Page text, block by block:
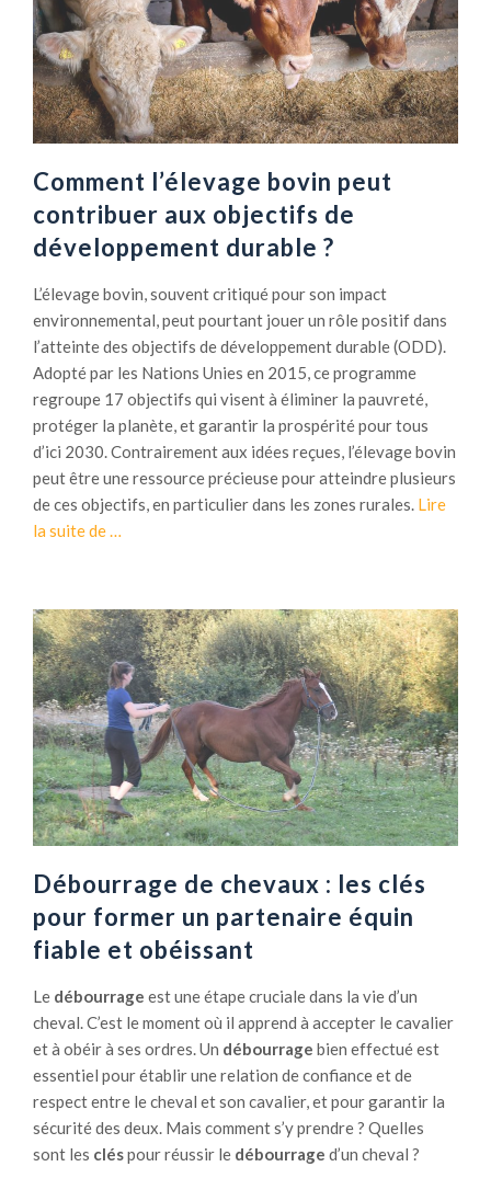
Comment l’élevage bovin peut
contribuer aux objectifs de
développement durable ?
L’élevage bovin, souvent critiqué pour son impact
environnemental, peut pourtant jouer un rôle positif dans
l’atteinte des objectifs de développement durable (ODD).
Adopté par les Nations Unies en 2015, ce programme
regroupe 17 objectifs qui visent à éliminer la pauvreté,
protéger la planète, et garantir la prospérité pour tous
d’ici 2030. Contrairement aux idées reçues, l’élevage bovin
peut être une ressource précieuse pour atteindre plusieurs
de ces objectifs, en particulier dans les zones rurales. Lire
la suite de
o
p
o
s
C
m
m
e
n
l
’
é
e
v
a
g
e
b
o
…
Débourrage de chevaux : les clés
pour former un partenaire équin
fiable et obéissant
Le débourrage est une étape cruciale dans la vie d’un
cheval. C’est le moment où il apprend à accepter le cavalier
et à obéir à ses ordres. Un débourrage bien effectué est
essentiel pour établir une relation de confiance et de
respect entre le cheval et son cavalier, et pour garantir la
sécurité des deux. Mais comment s’y prendre ? Quelles
sont les cléspour réussir le débourrage d’un cheval ?